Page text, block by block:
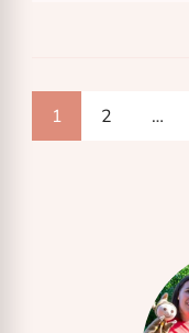
Page
1 Page
2 …